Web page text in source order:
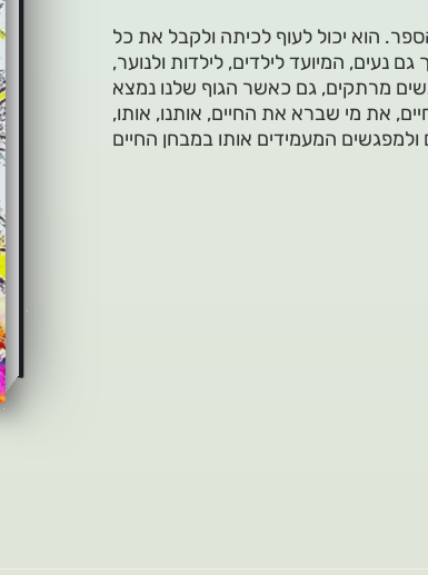
הוא יכול לעוף לכיתה ולקבל את כל
נעים, המיועד לילדים, לילדות ולנוער,
מרתקים, גם כאשר הגוף שלנו נמצא
את מי שברא את החיים, אותנו, אותו,